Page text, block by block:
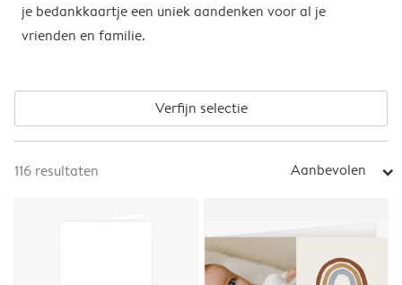
je bedankkaartje een uniek aandenken voor al je
vrienden en familie.
Verfijn selectie
116 resultaten Aanbevolen arrow_right